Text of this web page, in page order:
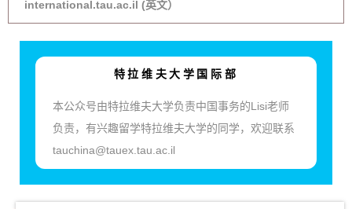
international.tau.ac.il (英文）
特拉维夫大学国际部
本公众号由特拉维夫大学负责中国事务的Lisi老师
负责，有兴趣留学特拉维夫大学的同学，欢迎联系
tauchina@tauex.tau.ac.il